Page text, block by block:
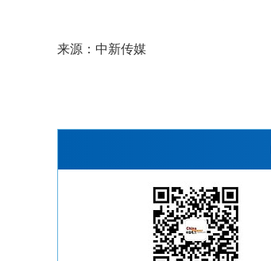
来源：中新传媒